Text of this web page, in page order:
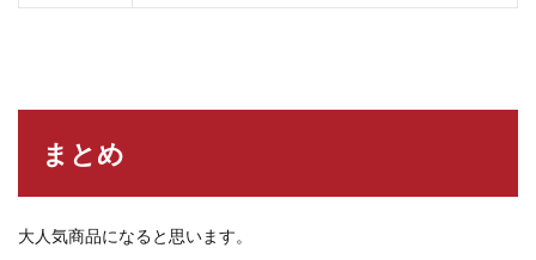
まとめ
大人気商品になると思います。